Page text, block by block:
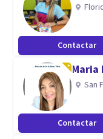
Contactar
Maria
San
Contactar